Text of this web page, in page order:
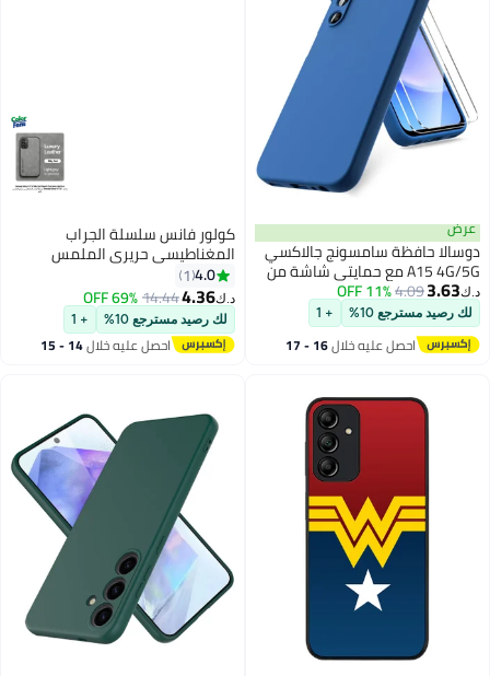
عرض
دوسالا حافظة سامسونج جالاكسي
A15 4G/5G مع حمايتي شاشة من
الزجاج المقسى، غطاء هاتف من
سيليكون سائل ناعم TPU مقاوم
للصدمات، غطاء خلفي واقي من
هلام مطاطي مضاد للانزلاق لـ A15
د.ك‏3.63
4.09
11% OFF
لك رصيد مسترجع 10% + 1
احصل عليه خلال 16 - 17
كولور فانس سلسلة الجراب
المغناطيسي حريري الملمس
Samsung Galaxy A15 5G - رمادي
فاتح
4.0
1
د.ك‏4.36
14.44
69% OFF
لك رصيد مسترجع 10% + 1
احصل عليه خلال 14 - 15